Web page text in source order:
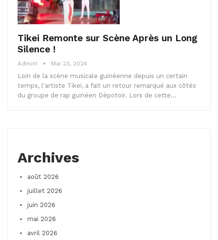
Tikei Remonte sur Scène Après un Long
Silence !
Admin1 Mai 23, 2024
Loin de la scène musicale guinéenne depuis un certain
temps, l'artiste Tikei, a fait un retour remarqué aux côtés
du groupe de rap guinéen Dépotoir. Lors de cette…
Archives
août 2026
juillet 2026
juin 2026
mai 2026
avril 2026